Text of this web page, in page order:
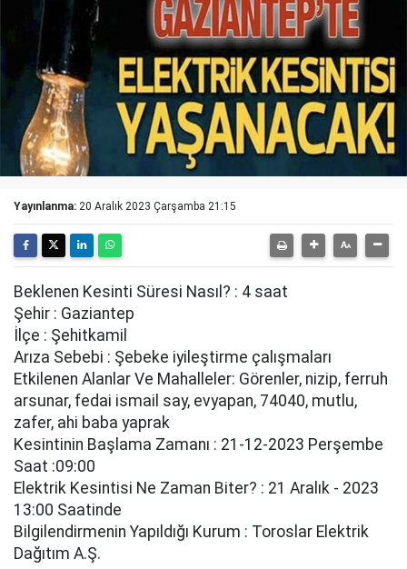
Yayınlanma: 20 Aralık 2023 Çarşamba 21:15
Beklenen Kesinti Süresi Nasıl? : 4 saat
Şehir : Gaziantep
İlçe : Şehitkamil
Arıza Sebebi : Şebeke i̇yi̇leşti̇rme çalışmaları
Etkilenen Alanlar Ve Mahalleler: Görenler, ni̇zi̇p, ferruh
arsunar, fedai̇ i̇smai̇l say, evyapan, 74040, mutlu,
zafer, ahi̇ baba yaprak
Kesintinin Başlama Zamanı : 21-12-2023 Perşembe
Saat :09:00
Elektrik Kesintisi Ne Zaman Biter? : 21 Aralık - 2023
13:00 Saatinde
Bilgilendirmenin Yapıldığı Kurum : Toroslar Elektrik
Dağıtım A.Ş.